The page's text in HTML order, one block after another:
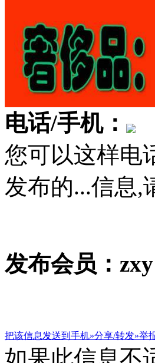
电话/手机：
您可以这样电
发布的...信息,
发布会员：
把该信息发送到手机»分享/转发»举
如果此信息不